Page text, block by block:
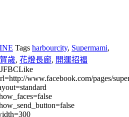
Tags harbourcity, Supermami,
歲, 花燈長廊, 開運招福
www.facebook.com/pages/